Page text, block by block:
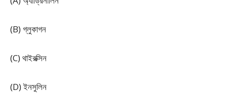
(B) গ্লুকাগন
(C) থাইরক্সিন
(D) ইনসুলিন